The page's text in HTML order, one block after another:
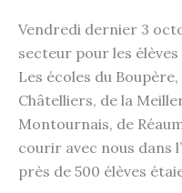
Vendredi dernier 3
secteur pour les élèves
Les écoles du
Châtelliers, de la
Montournais, de
courir avec nous dans
près de 500 élèves